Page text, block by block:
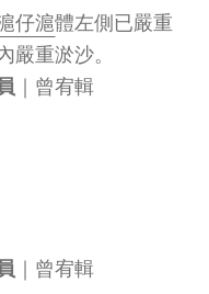
仔滬體左側已嚴重
嚴重淤沙。
｜曾宥輯
｜曾宥輯